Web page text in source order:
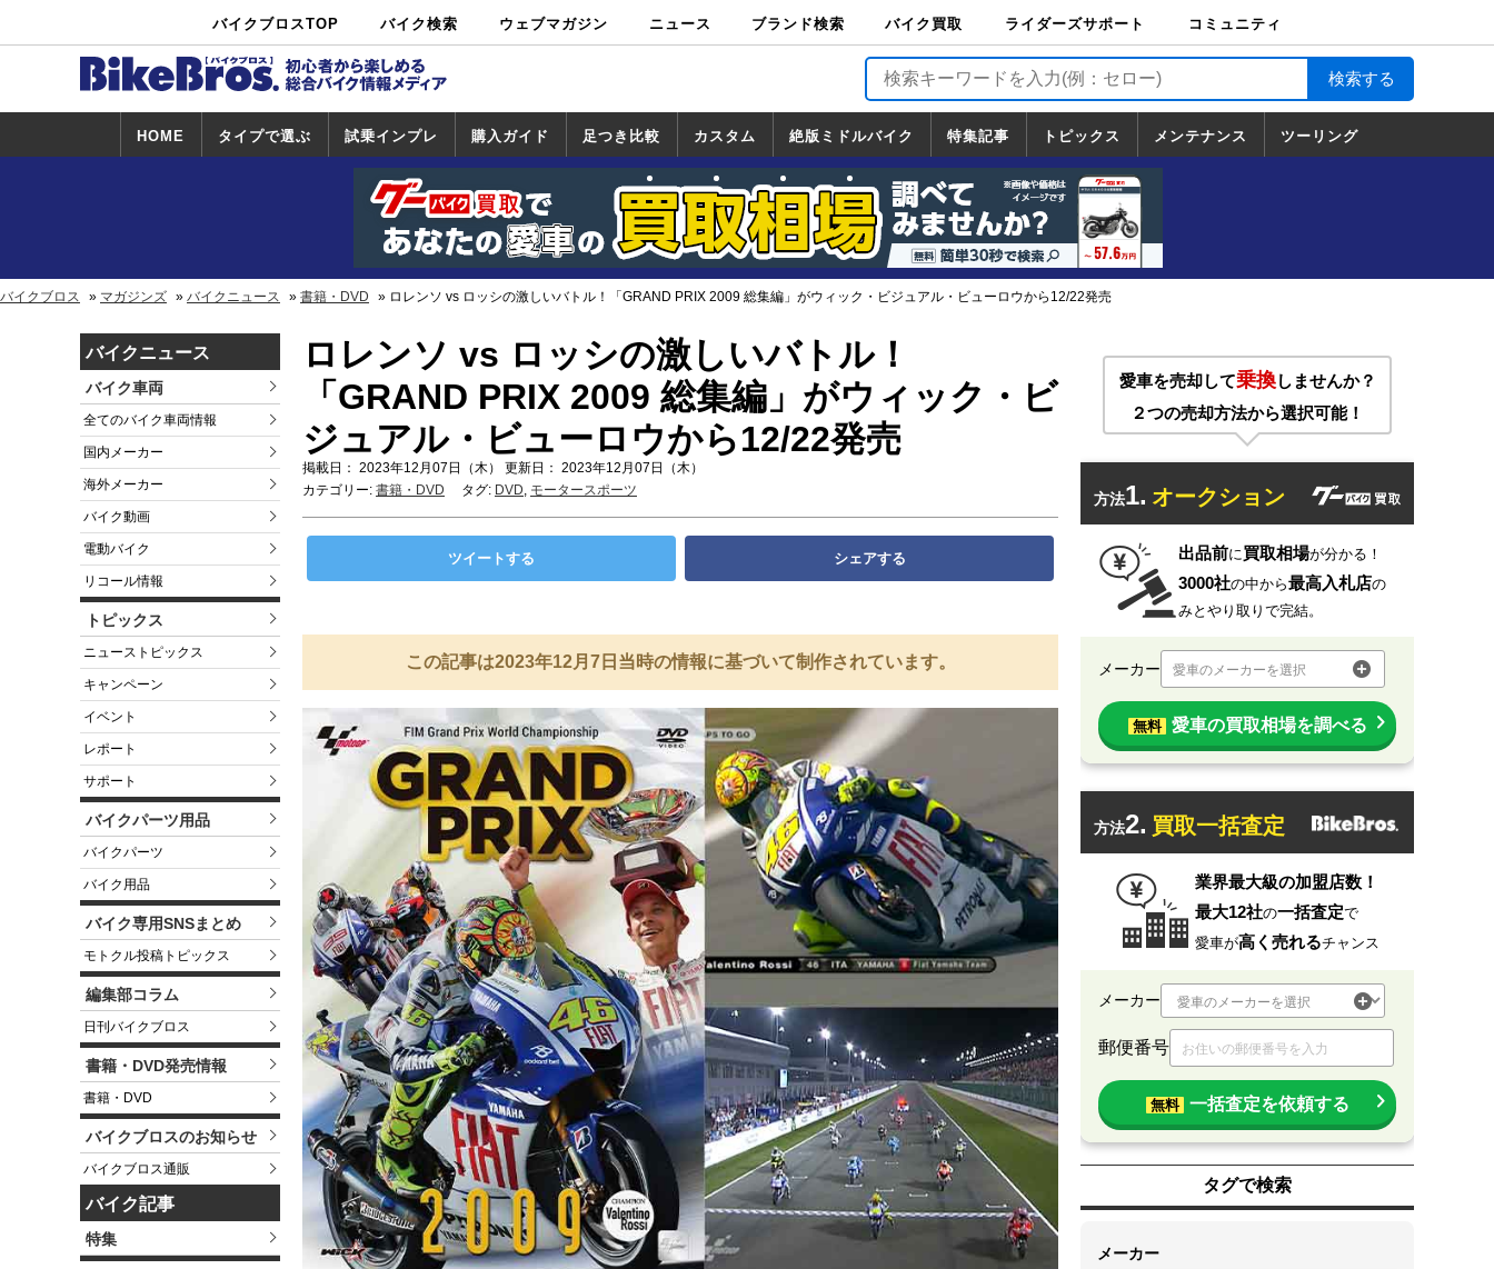
バイクブロスTOP バイク検索
中古バイ
ク・新車検
カタログ検
索
ショップ検
索
ウェブマガジン ニュース ブランド検索 バイク買取
バイク買取
ライダーズサポート
ライダーズサポート
TOP
バイク輸送
バイクガレージライ
フ
バイク車両保険
ロードサービス
バイク試乗
コミュニティ
HOME タイプで選ぶ 試乗インプレ
試乗インプレ
一覧
ホンダ
ヤマハ
スズキ
カワサキ
ハーレー
BMW
トライアンフ
ドゥカティ
購入ガイド
一覧
足つき比較 カスタム
カスタム
一覧
ホンダ
ヤマハ
スズキ
カワサキ
絶版ミドルバイク
絶版ミドルバイク
一覧
ホンダ
ヤマハ
スズキ
カワサキ
特集記事 トピックス
トピックス
一覧
ホンダ
ヤマハ
スズキ
カワサキ
ハーレーダ
ビッドソン
BMW
ドゥカティ
トライアン
フ
メンテナンス ツーリング
道の駅調査隊
ツーリング情報局
日本の道50選
国道めぐり
林道ツーリング
バイクブロス マガジンズ バイクニュース 書籍・DVD ロレンソ vs ロッシの激しいバトル！「GRAND PRIX 2009 総集編」がウィック・ビジュアル・ビューロウから12/22発売
バイクニュース
バイク車両
全てのバイク車両情報
国内メーカー
海外メーカー
バイク動画
電動バイク
リコール情報
トピックス
ニューストピックス
キャンペーン
イベント
レポート
サポート
バイクパーツ用品
バイクパーツ
バイク用品
バイク専用SNSまとめ
モトクル投稿トピックス
編集部コラム
日刊バイクブロス
書籍・DVD発売情報
書籍・DVD
バイクブロスのお知らせ
バイクブロス通販
バイク記事
特集
ロレンソ vs ロッシの激しいバトル！
「GRAND PRIX 2009 総集編」がウィック・ビ
ジュアル・ビューロウから12/22発売
掲載日： 2023年12月07日（木） 更新日： 2023年12月07日（木）
カテゴリー: 書籍・DVD タグ: DVD, モータースポーツ
ツイートする シェアする
この記事は2023年12月7日当時の情報に基づいて制作されています。
愛車を売却して乗換しませんか？
２つの売却方法から選択可能！
方法1. オークション
出品前に買取相場が分かる！
3000社の中から最高入札店の
みとやり取りで完結。
メーカー 愛車のメーカーを選択
無料 愛車の買取相場を調べる
方法2. 買取一括査定
業界最大級の加盟店数！
最大12社の一括査定で
愛車が高く売れるチャンス
メーカー
郵便番号
無料 一括査定を依頼する
タグで検索
メーカー